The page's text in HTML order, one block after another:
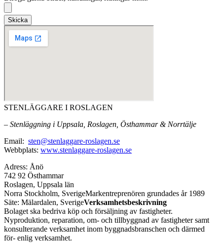
Skicka
STENLÄGGARE I ROSLAGEN
– Stenläggning i Uppsala, Roslagen, Östhammar & Norrtälje
Email: sten@stenlaggare-roslagen.se
Webbplats: www.stenlaggare-roslagen.se
Adress: Ånö
742 92 Östhammar
Roslagen, Uppsala län
Norra Stockholm, SverigeMarkentreprenören grundades år 1989
Säte: Mälardalen, SverigeVerksamhetsbeskrivning
Bolaget ska bedriva köp och försäljning av fastigheter.
Nyproduktion, reparation, om- och tillbyggnad av fastigheter samt
konsulterande verksamhet inom byggnadsbranschen och därmed
för- enlig verksamhet.